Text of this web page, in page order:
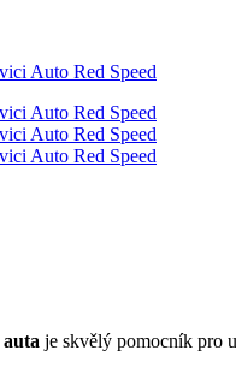
auta je skvělý pomocník pro